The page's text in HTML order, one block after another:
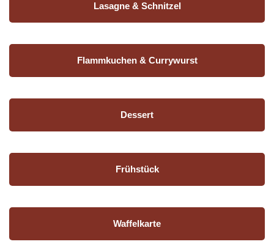
Lasagne & Schnitzel
Flammkuchen & Currywurst
Dessert
Frühstück
Waffelkarte